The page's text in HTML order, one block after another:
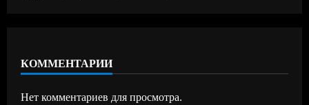
КОММЕНТАРИИ
Нет комментариев для просмотра.